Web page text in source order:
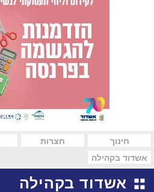
חינוך חצרות
אשדוד בקהילה
אשדוד בקהילה